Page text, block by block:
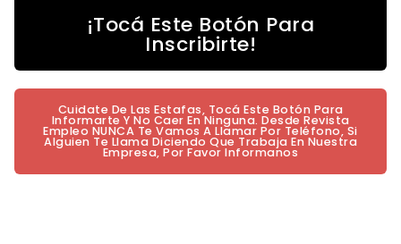
¡Tocá Este Botón Para
Inscribirte!
Cuidate De Las Estafas, Tocá Este Botón Para
Informarte Y No Caer En Ninguna. Desde Revista
Empleo NUNCA Te Vamos A Llamar Por Teléfono, Si
Alguien Te Llama Diciendo Que Trabaja En Nuestra
Empresa, Por Favor Informanos